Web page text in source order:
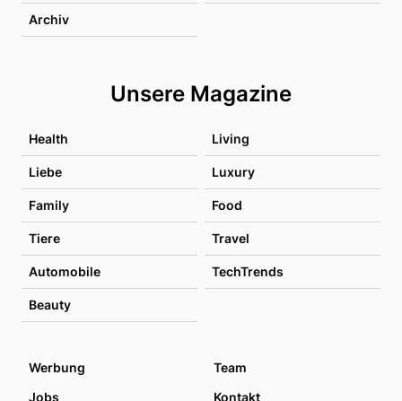
Archiv
Unsere Magazine
Health Living
Liebe Luxury
Family Food
Tiere Travel
Automobile TechTrends
Beauty
Werbung
Team
Jobs
Kontakt